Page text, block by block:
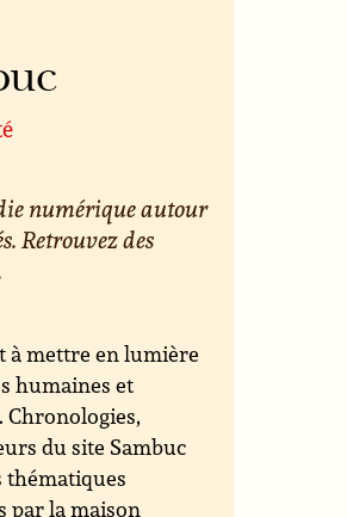
numérique autour
Retrouvez des
à mettre en lumière
humaines et
Chronologies,
du site Sambuc
thématiques
par la maison